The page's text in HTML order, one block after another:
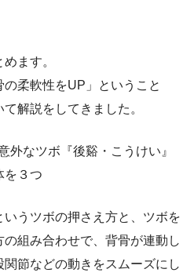
ます。
の柔軟性をUP」ということ
解説をしてきました。
なツボ『後谿・こうけい』
を３つ
うツボの押さえ方と、ツボを
組み合わせで、背骨が連動し
節などの動きをスムーズにし